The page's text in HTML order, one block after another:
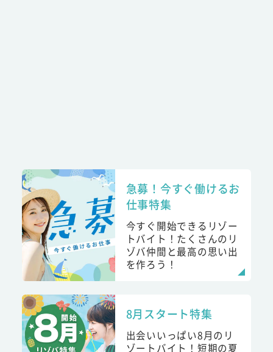
急募！今すぐ働けるお
仕事特集
今すぐ開始できるリゾー
トバイト！たくさんのリ
ゾバ仲間と最高の思い出
を作ろう！
8月スタート特集
出会いいっぱい8月のリ
ゾートバイト！短期の夏